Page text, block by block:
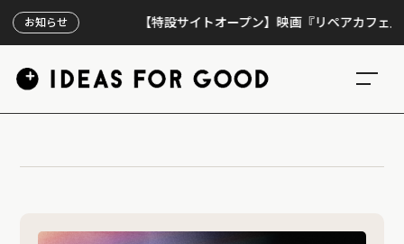
お知らせ 【特設サイトオープン】映画『リペアカフェ』、上